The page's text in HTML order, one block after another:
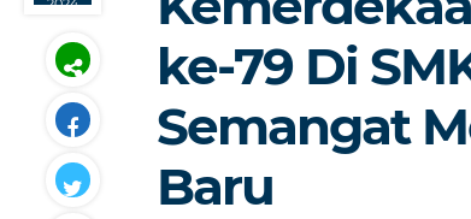
2024
ke-79 Di
Semangat
Baru